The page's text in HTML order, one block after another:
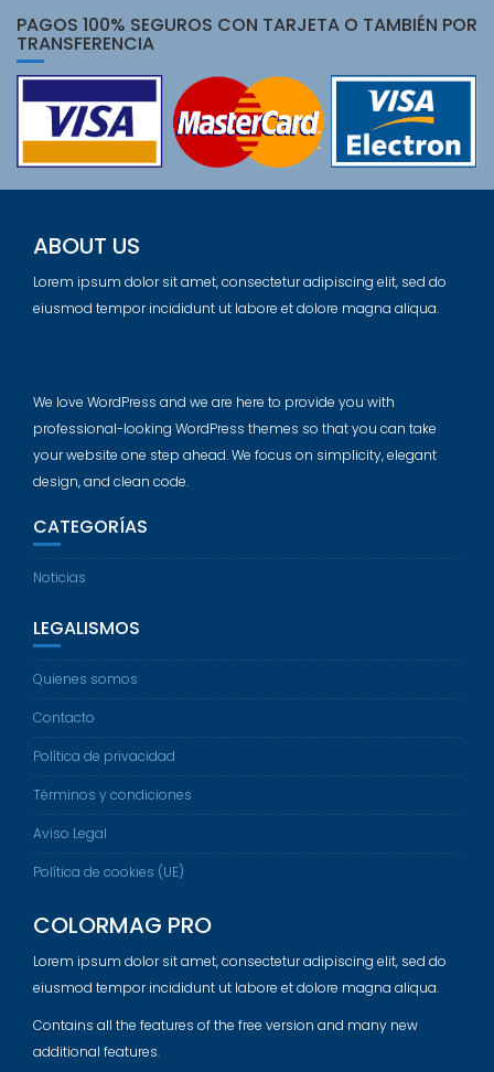
PAGOS 100% SEGUROS CON TARJETA O TAMBIÉN POR
TRANSFERENCIA
ABOUT US
Lorem ipsum dolor sit amet, consectetur adipiscing elit, sed do
eiusmod tempor incididunt ut labore et dolore magna aliqua.
We love WordPress and we are here to provide you with
professional-looking WordPress themes so that you can take
your website one step ahead. We focus on simplicity, elegant
design, and clean code.
CATEGORÍAS
Noticias
LEGALISMOS
Quienes somos
Contacto
Política de privacidad
Términos y condiciones
Aviso Legal
Política de cookies (UE)
COLORMAG PRO
Lorem ipsum dolor sit amet, consectetur adipiscing elit, sed do
eiusmod tempor incididunt ut labore et dolore magna aliqua.
Contains all the features of the free version and many new
additional features.